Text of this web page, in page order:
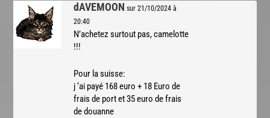
dAVEMOON sur 21/10/2024 à
20:40
N’achetez surtout pas, camelotte
!!!
Pour la suisse:
j ‘ai payé 168 euro + 18 Euro de
frais de port et 35 euro de frais
de douanne